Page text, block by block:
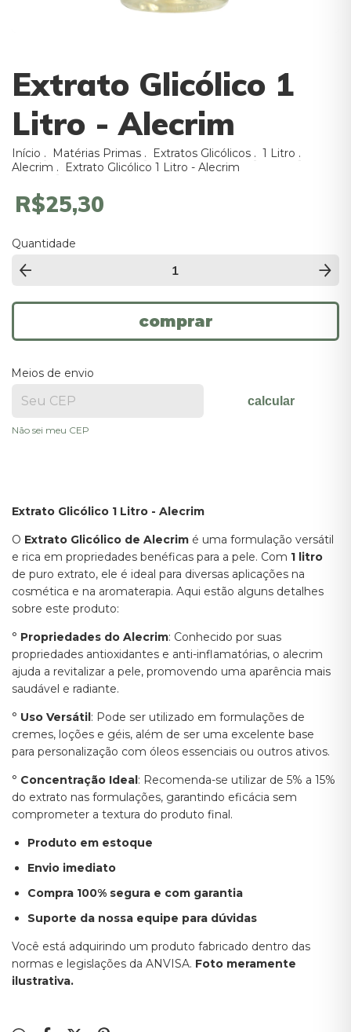
Extrato Glicólico 1
Litro - Alecrim
Início . Matérias Primas . Extratos Glicólicos . 1 Litro .
Alecrim . Extrato Glicólico 1 Litro - Alecrim
R$25,30
Quantidade
Meios de envio
calcular
Não sei meu CEP
Extrato Glicólico 1 Litro - Alecrim
O Extrato Glicólico de Alecrim é uma formulação versátil
e rica em propriedades benéficas para a pele. Com 1 litro
de puro extrato, ele é ideal para diversas aplicações na
cosmética e na aromaterapia. Aqui estão alguns detalhes
sobre este produto:
° Propriedades do Alecrim: Conhecido por suas
propriedades antioxidantes e anti-inflamatórias, o alecrim
ajuda a revitalizar a pele, promovendo uma aparência mais
saudável e radiante.
° Uso Versátil: Pode ser utilizado em formulações de
cremes, loções e géis, além de ser uma excelente base
para personalização com óleos essenciais ou outros ativos.
° Concentração Ideal: Recomenda-se utilizar de 5% a 15%
do extrato nas formulações, garantindo eficácia sem
comprometer a textura do produto final.
Produto em estoque
Envio imediato
Compra 100% segura e com garantia
Suporte da nossa equipe para dúvidas
Você está adquirindo um produto fabricado dentro das
normas e legislações da ANVISA. Foto meramente
ilustrativa.